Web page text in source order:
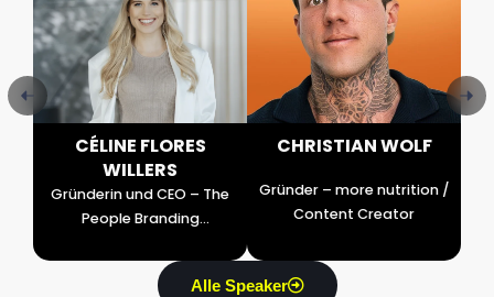
CÉLINE FLORES
WILLERS
Gründerin und CEO – The
People Branding
CHRISTIAN WOLF
Gründer – more nutrition /
Content Creator
Alle Speaker